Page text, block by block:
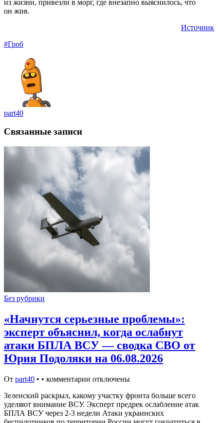
из жизни, привезли в морг, где внезапно выяснилось, что
он жив.
Источник
#Гроб
part40
Связанные записи
Без рубрики
«Начнутся серьезные проблемы»:
эксперт объяснил, когда ослабнут
атаки БПЛА ВСУ — сводка СВО от
Юрия Подоляки на 06.08.2026
От part40 • • комментарии отключены
Зеленский раскрыл, какому участку фронта больше всего
уделяют внимание ВСУ. Эксперт предрек ослабление атак
БПЛА ВСУ через 2-3 недели Атаки украинских